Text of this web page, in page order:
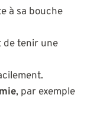
à sa bouche
de tenir une
, par exemple